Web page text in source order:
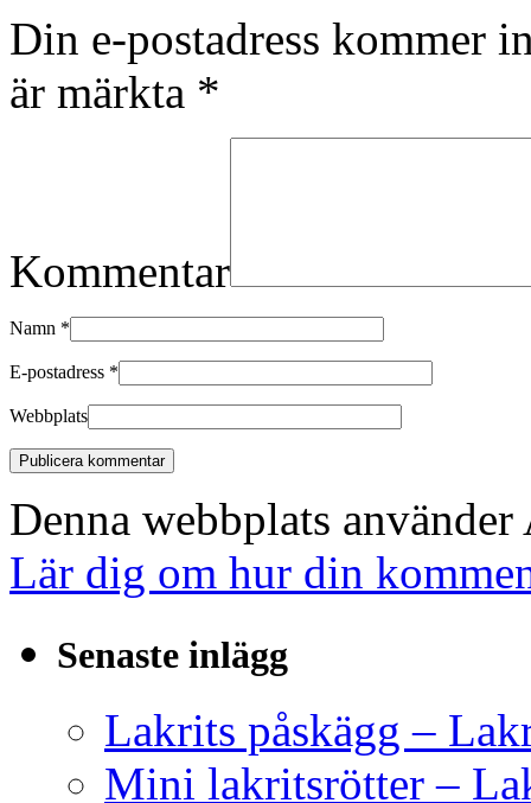
Din e-postadress kommer
är märkta *
Kommentar
Namn *
E-postadress *
Webbplats
Denna webbplats
Lär dig om hur din
Senaste inlägg
Lakrits påskägg –
Mini lakritsrötter –